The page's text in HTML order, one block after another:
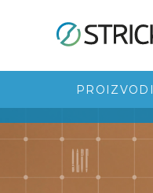
Go to content
PROIZVODI